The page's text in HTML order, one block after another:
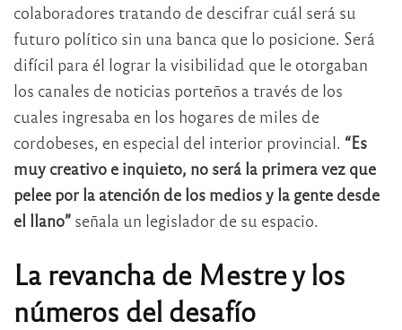
colaboradores tratando de descifrar cuál será su
futuro político sin una banca que lo posicione. Será
difícil para él lograr la visibilidad que le otorgaban
los canales de noticias porteños a través de los
cuales ingresaba en los hogares de miles de
cordobeses, en especial del interior provincial. “Es
muy creativo e inquieto, no será la primera vez que
pelee por la atención de los medios y la gente desde
el llano” señala un legislador de su espacio.
La revancha de Mestre y los
números del desafío